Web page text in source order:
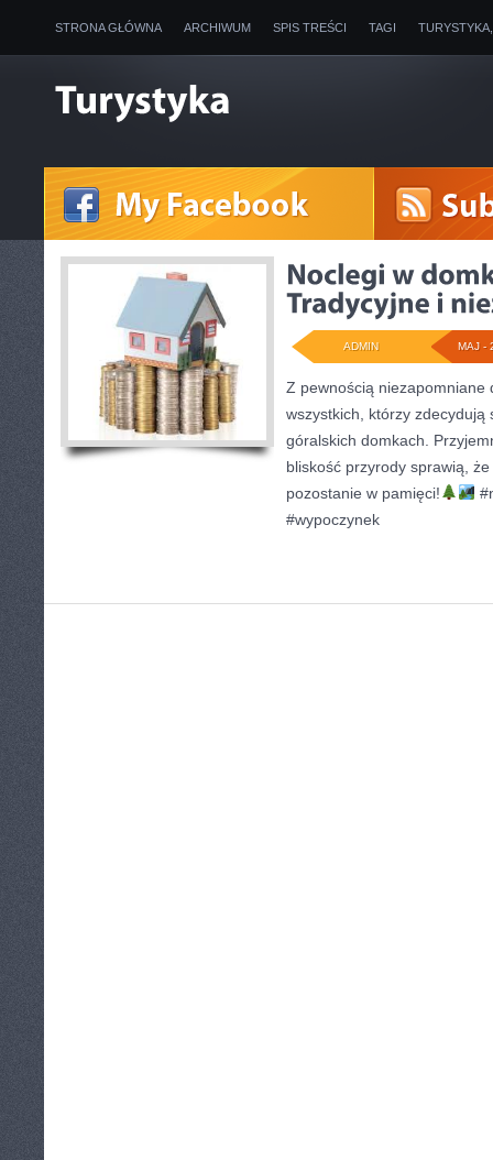
STRONA GŁÓWNA ARCHIWUM SPIS TREŚCI TAGI
MAJ -
ADMIN
Z pewnością niezapomniane
wszystkich, którzy
góralskich domkach.
bliskość przyrody sprawią,
pozostanie w pamięci!
#wypoczynek